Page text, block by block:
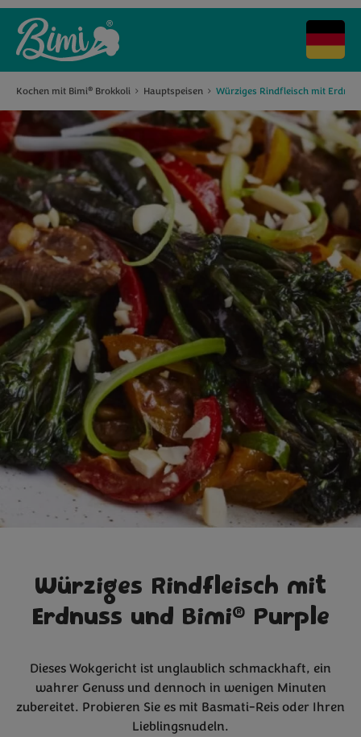
Kochen mit Bimi® Brokkoli Hauptspeisen Würziges Rindfleisch mit
Würziges Rindfleisch mit
Erdnuss und Bimi®Purple
Dieses Wokgericht ist unglaublich schmackhaft, ein
wahrer Genuss und dennoch in wenigen Minuten
zubereitet. Probieren Sie es mit Basmati-Reis oder Ihren
Lieblingsnudeln.